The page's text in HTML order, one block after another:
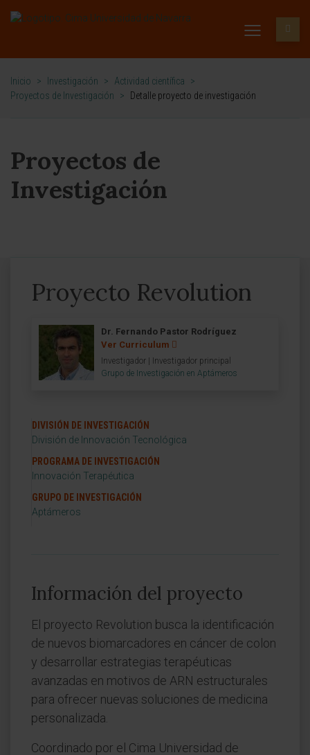
Inicio > Investigación > Actividad científica
>
Proyectos de Investigación
> Detalle proyecto de investigación
Proyectos de
Investigación
Proyecto Revolution
Dr. Fernando Pastor Rodríguez
Ver Curriculum
Investigador | Investigador principal
Grupo de Investigación en Aptámeros
DIVISIÓN DE INVESTIGACIÓN
División de Innovación Tecnológica
PROGRAMA DE INVESTIGACIÓN
Innovación Terapéutica
GRUPO DE INVESTIGACIÓN
Aptámeros
Información del proyecto
El proyecto Revolution busca la identificación
de nuevos biomarcadores en cáncer de colon
y desarrollar estrategias terapéuticas
avanzadas en motivos de ARN estructurales
para ofrecer nuevas soluciones de medicina
personalizada.
Coordinado por el Cima Universidad de